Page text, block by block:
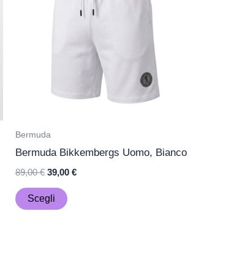
Bermuda
Bermuda Bikkembergs Uomo, Bianco
89,00€ 39,00 €
Scegli
opzioni
possono
essere
del
prodotto